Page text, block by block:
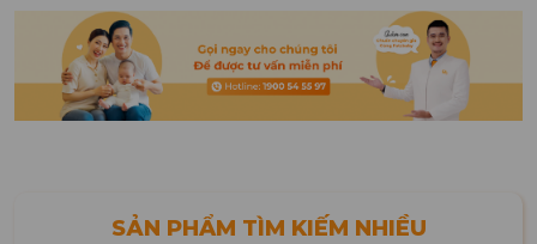
SẢN PHẨM TÌM KIẾM NHIỀU